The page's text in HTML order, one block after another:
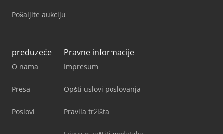
Pošaljite aukciju
preduzeće
O nama
Presa
Poslovi
Pravne informacije
Impresum
Opšti uslovi poslovanja
Pravila tržišta